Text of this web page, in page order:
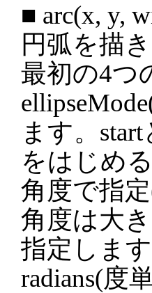
■ arc(x, y,
円弧を描き
最初の4つ
ます。
をはじめ
角度で指
角度は大
指定しま
radians(度